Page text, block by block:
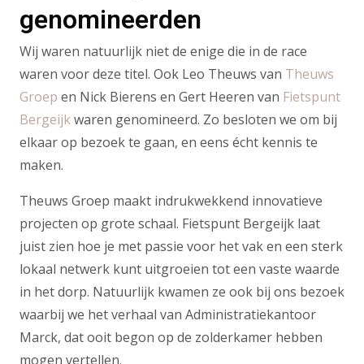
genomineerden
Wij waren natuurlijk niet de enige die in de race
waren voor deze titel. Ook Leo Theuws van Theuws
Groep en Nick Bierens en Gert Heeren van Fietspunt
Bergeijkwaren genomineerd. Zo besloten we om bij
elkaar op bezoek te gaan, en eens écht kennis te
maken.
Theuws Groep maakt indrukwekkend innovatieve
projecten op grote schaal. Fietspunt Bergeijk laat
juist zien hoe je met passie voor het vak en een sterk
lokaal netwerk kunt uitgroeien tot een vaste waarde
in het dorp. Natuurlijk kwamen ze ook bij ons bezoek
waarbij we het verhaal van Administratiekantoor
Marck, dat ooit begon op de zolderkamer hebben
mogen vertellen.